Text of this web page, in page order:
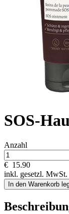
SOS-
Anzahl
€ 15.90
inkl. gesetzl. MwSt.
In den Warenkorb